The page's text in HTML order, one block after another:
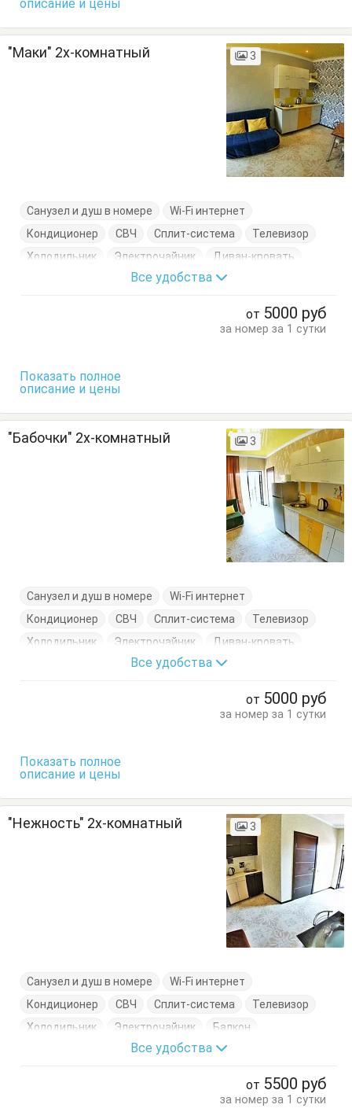
описание и цены
"Маки" 2х-комнатный 3
Санузел и душ в номере
Wi-Fi интернет
Кондиционер
СВЧ Сплит-система
Телевизор
Холодильник
Электрочайник
Диван-кровать
Кровати односпальные
Кухонный стол
Все удобства
от 5000 руб
за номер за 1 сутки
Показать полное
описание и цены
"Бабочки" 2х-комнатный 3
Санузел и душ в номере
Wi-Fi интернет
Кондиционер
СВЧ Сплит-система
Телевизор
Холодильник
Электрочайник
Диван-кровать
Кровать двуспальная
Кухонный стол
Все удобства
от 5000 руб
за номер за 1 сутки
Показать полное
описание и цены
"Нежность" 2х-комнатный 3
Санузел и душ в номере
Wi-Fi интернет
Кондиционер
СВЧ Сплит-система
Телевизор
Холодильник
Электрочайник
Балкон
Кровать двуспальная
Все удобства
от 5500 руб
за номер за 1 сутки